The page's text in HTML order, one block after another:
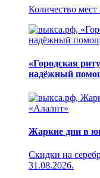
Количество
«Городская
надёжный
Жаркие дни в
Скидки на
31.08.2026.